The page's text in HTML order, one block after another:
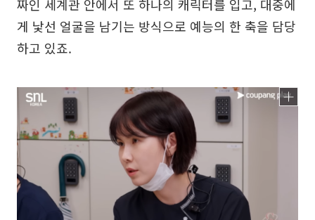
짜인 세계관 안에서 또 하나의 캐릭터를 입고, 대중에
게 낯선 얼굴을 남기는 방식으로 예능의 한 축을 담당
하고 있죠.